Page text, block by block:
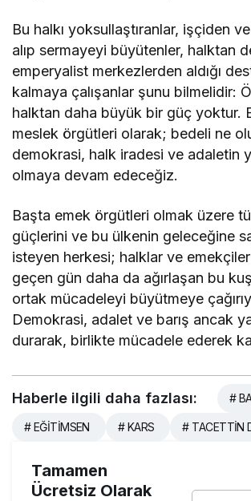
Bu halkı yoksullaştıranlar, işçiden
alıp sermayeyi büyütenler, halktan
emperyalist merkezlerden aldığı
kalmaya çalışanlar şunu bilmelidir:
halktan daha büyük bir güç yoktur.
meslek örgütleri olarak; bedeli ne
demokrasi, halk iradesi ve adaletin
olmaya devam edeceğiz.
Başta emek örgütleri olmak üzere
güçlerini ve bu ülkenin geleceğine
isteyen herkesi; halklar ve
geçen gün daha da ağırlaşan bu
ortak mücadeleyi büyütmeye
Demokrasi, adalet ve barış ancak
durarak, birlikte mücadele ederek
Haberle ilgili daha fazlası: #
# EĞİTİMSEN # KARS # TACETTİN
Tamamen
Ücretsiz Olarak